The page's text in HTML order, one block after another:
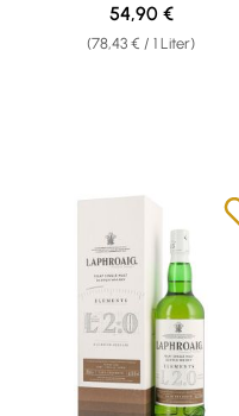
(78,43 € / 1 Liter)
Regulärer Preis:
54,90 €